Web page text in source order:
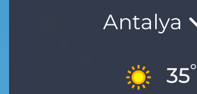
Antalya
35°
Topluluk Kuralları